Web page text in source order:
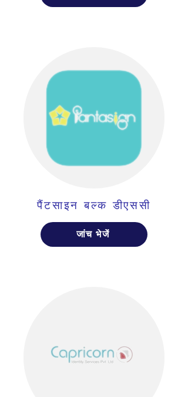
पैंटसाइन बल्क डीएससी
जांच भेजें